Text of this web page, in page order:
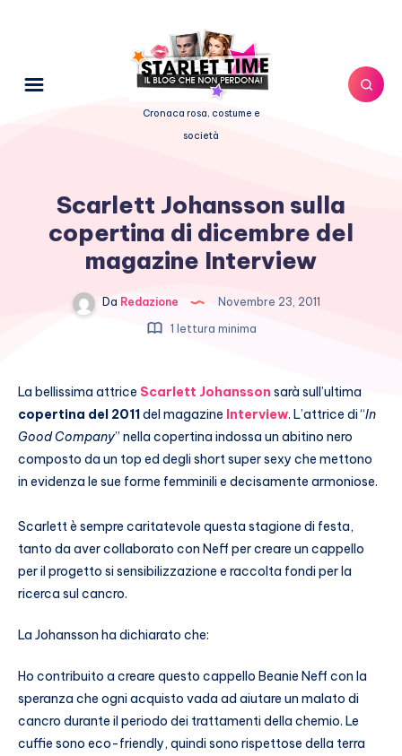
Cronaca rosa, costume e
società
Scarlett Johansson sulla
copertina di dicembre del
magazine Interview
Da Redazione
Novembre 23, 2011
1 lettura minima
La bellissima attrice Scarlett Johansson sarà sull’ultima
copertina del 2011 del magazine Interview. L’attrice di “In
Good Company” nella copertina indossa un abitino nero
composto da un top ed degli short super sexy che mettono
in evidenza le sue forme femminili e decisamente armoniose.
Scarlett è sempre caritatevole questa stagione di festa,
tanto da aver collaborato con Neff per creare un cappello
per il progetto si sensibilizzazione e raccolta fondi per la
ricerca sul cancro.
La Johansson ha dichiarato che:
Ho contribuito a creare questo cappello Beanie Neff con la
speranza che ogni acquisto vada ad aiutare un malato di
cancro durante il periodo dei trattamenti della chemio. Le
cuffie sono eco-friendly, quindi sono rispettose della terra